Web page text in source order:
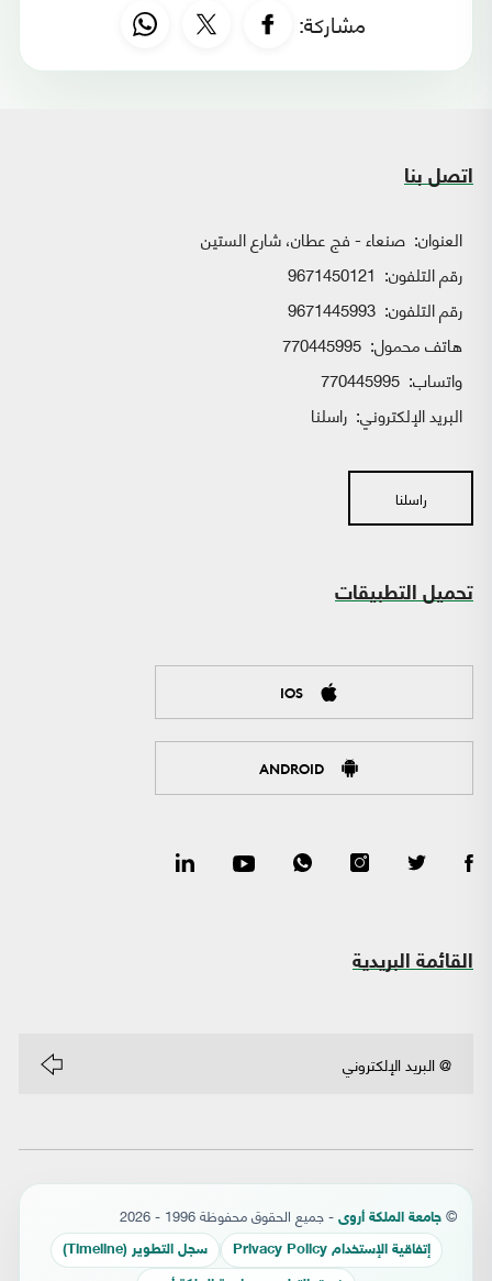
مشاركة:
اتصل بنا
العنوان: صنعاء - فج عطان، شارع الستين
رقم التلفون: 9671450121
رقم التلفون: 9671445993
هاتف محمول: 770445995
واتساب:
البريد الإلكتروني: راسلنا
راسلنا
تحميل التطبيقات
IOS
ANDROID
القائمة البريدية
© جامعة الملكة أروى - جميع الحقوق محفوظة 1996 - 2026
إتفاقية الإستخدام Privacy Policy سجل التطوير (Timeline)